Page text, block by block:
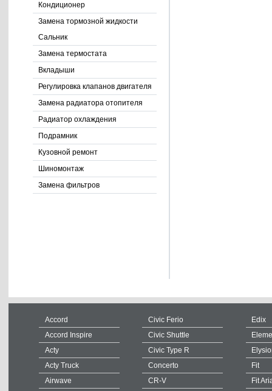
Кондиционер
Замена тормозной жидкости
Сальник
Замена термостата
Вкладыши
Регулировка клапанов двигателя
Замена радиатора отопителя
Радиатор охлаждения
Подрамник
Кузовной ремонт
Шиномонтаж
Замена фильтров
Accord
Accord Inspire
Acty
Acty Truck
Airwave
Civic Ferio
Civic Shuttle
Civic Type R
Concerto
CR-V
Edix
Fit
Fit